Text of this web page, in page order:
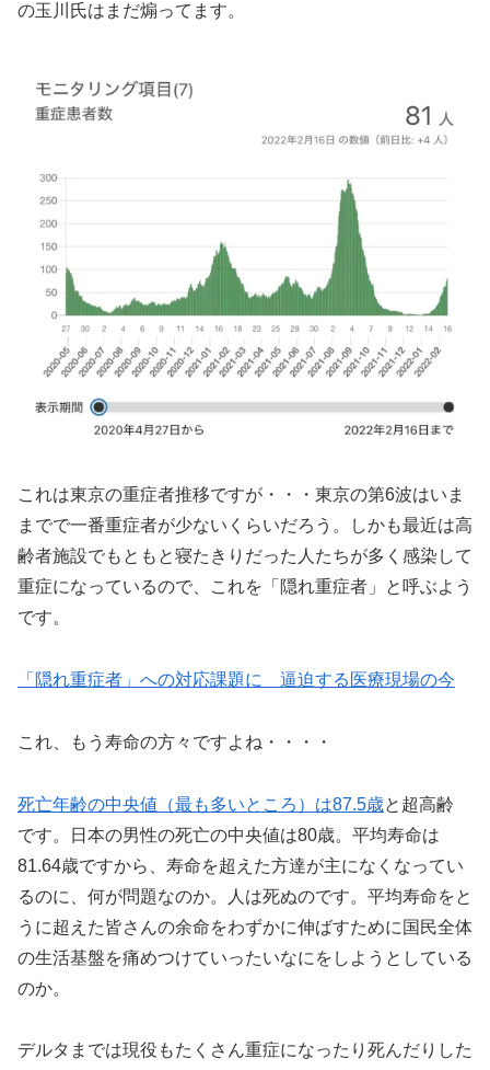
の玉川氏はまだ煽ってます。
これは東京の重症者推移ですが・・・東京の第6波はいま
までで一番重症者が少ないくらいだろう。しかも最近は高
齢者施設でもともと寝たきりだった人たちが多く感染して
重症になっているので、これを「隠れ重症者」と呼ぶよう
です。
「隠れ重症者」への対応課題に 逼迫する医療現場の今
これ、もう寿命の方々ですよね・・・・
死亡年齢の中央値（最も多いところ）は87.5歳と超高齢
です。日本の男性の死亡の中央値は80歳。平均寿命は
81.64歳ですから、寿命を超えた方達が主になくなってい
るのに、何が問題なのか。人は死ぬのです。平均寿命をと
うに超えた皆さんの余命をわずかに伸ばすために国民全体
の生活基盤を痛めつけていったいなにをしようとしている
のか。
デルタまでは現役もたくさん重症になったり死んだりした